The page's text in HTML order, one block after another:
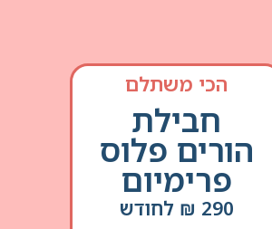
הכי משתלם
חבילת
הורים פלוס
פרימיום
290 ₪ לחודש